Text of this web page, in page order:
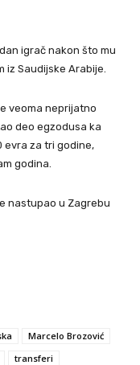
igrač nakon što mu
Saudijske Arabije.
veoma neprijatno
deo egzodusa ka
evra za tri godine,
godina.
nastupao u Zagrebu
Marcelo Brozović
transferi